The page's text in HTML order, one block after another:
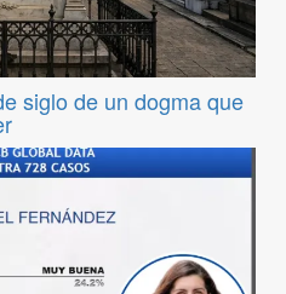
siglo de un dogma que